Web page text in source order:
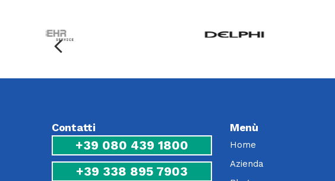
Contatti
+39 080 439 1800
+39 338 895 7903
Menù
Home
Azienda